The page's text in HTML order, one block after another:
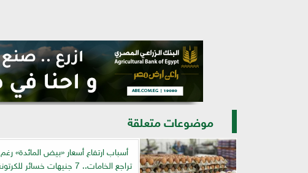
موضوعات متعلقة
أسباب ارتفاع أسعار «بيض المائدة» رغم
تراجع الخامات.. 7 جنيهات خسائر للكرتونة